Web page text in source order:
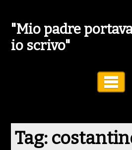
"Mio padre
io scrivo"
Tag: